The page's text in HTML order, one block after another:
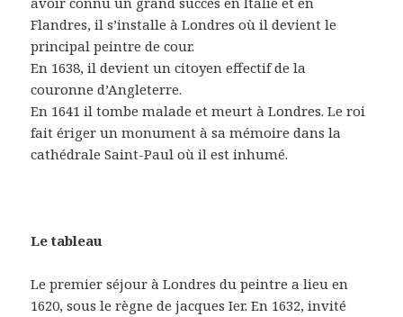
Flandres, il s’installe à Londres où il devient le
principal peintre de cour.
En 1638, il devient un citoyen effectif de la
couronne d’Angleterre.
En 1641 il tombe malade et meurt à Londres. Le roi
fait ériger un monument à sa mémoire dans la
cathédrale Saint-Paul où il est inhumé.
Le tableau
Le premier séjour à Londres du peintre a lieu en
1620, sous le règne de jacques Ier. En 1632, invité